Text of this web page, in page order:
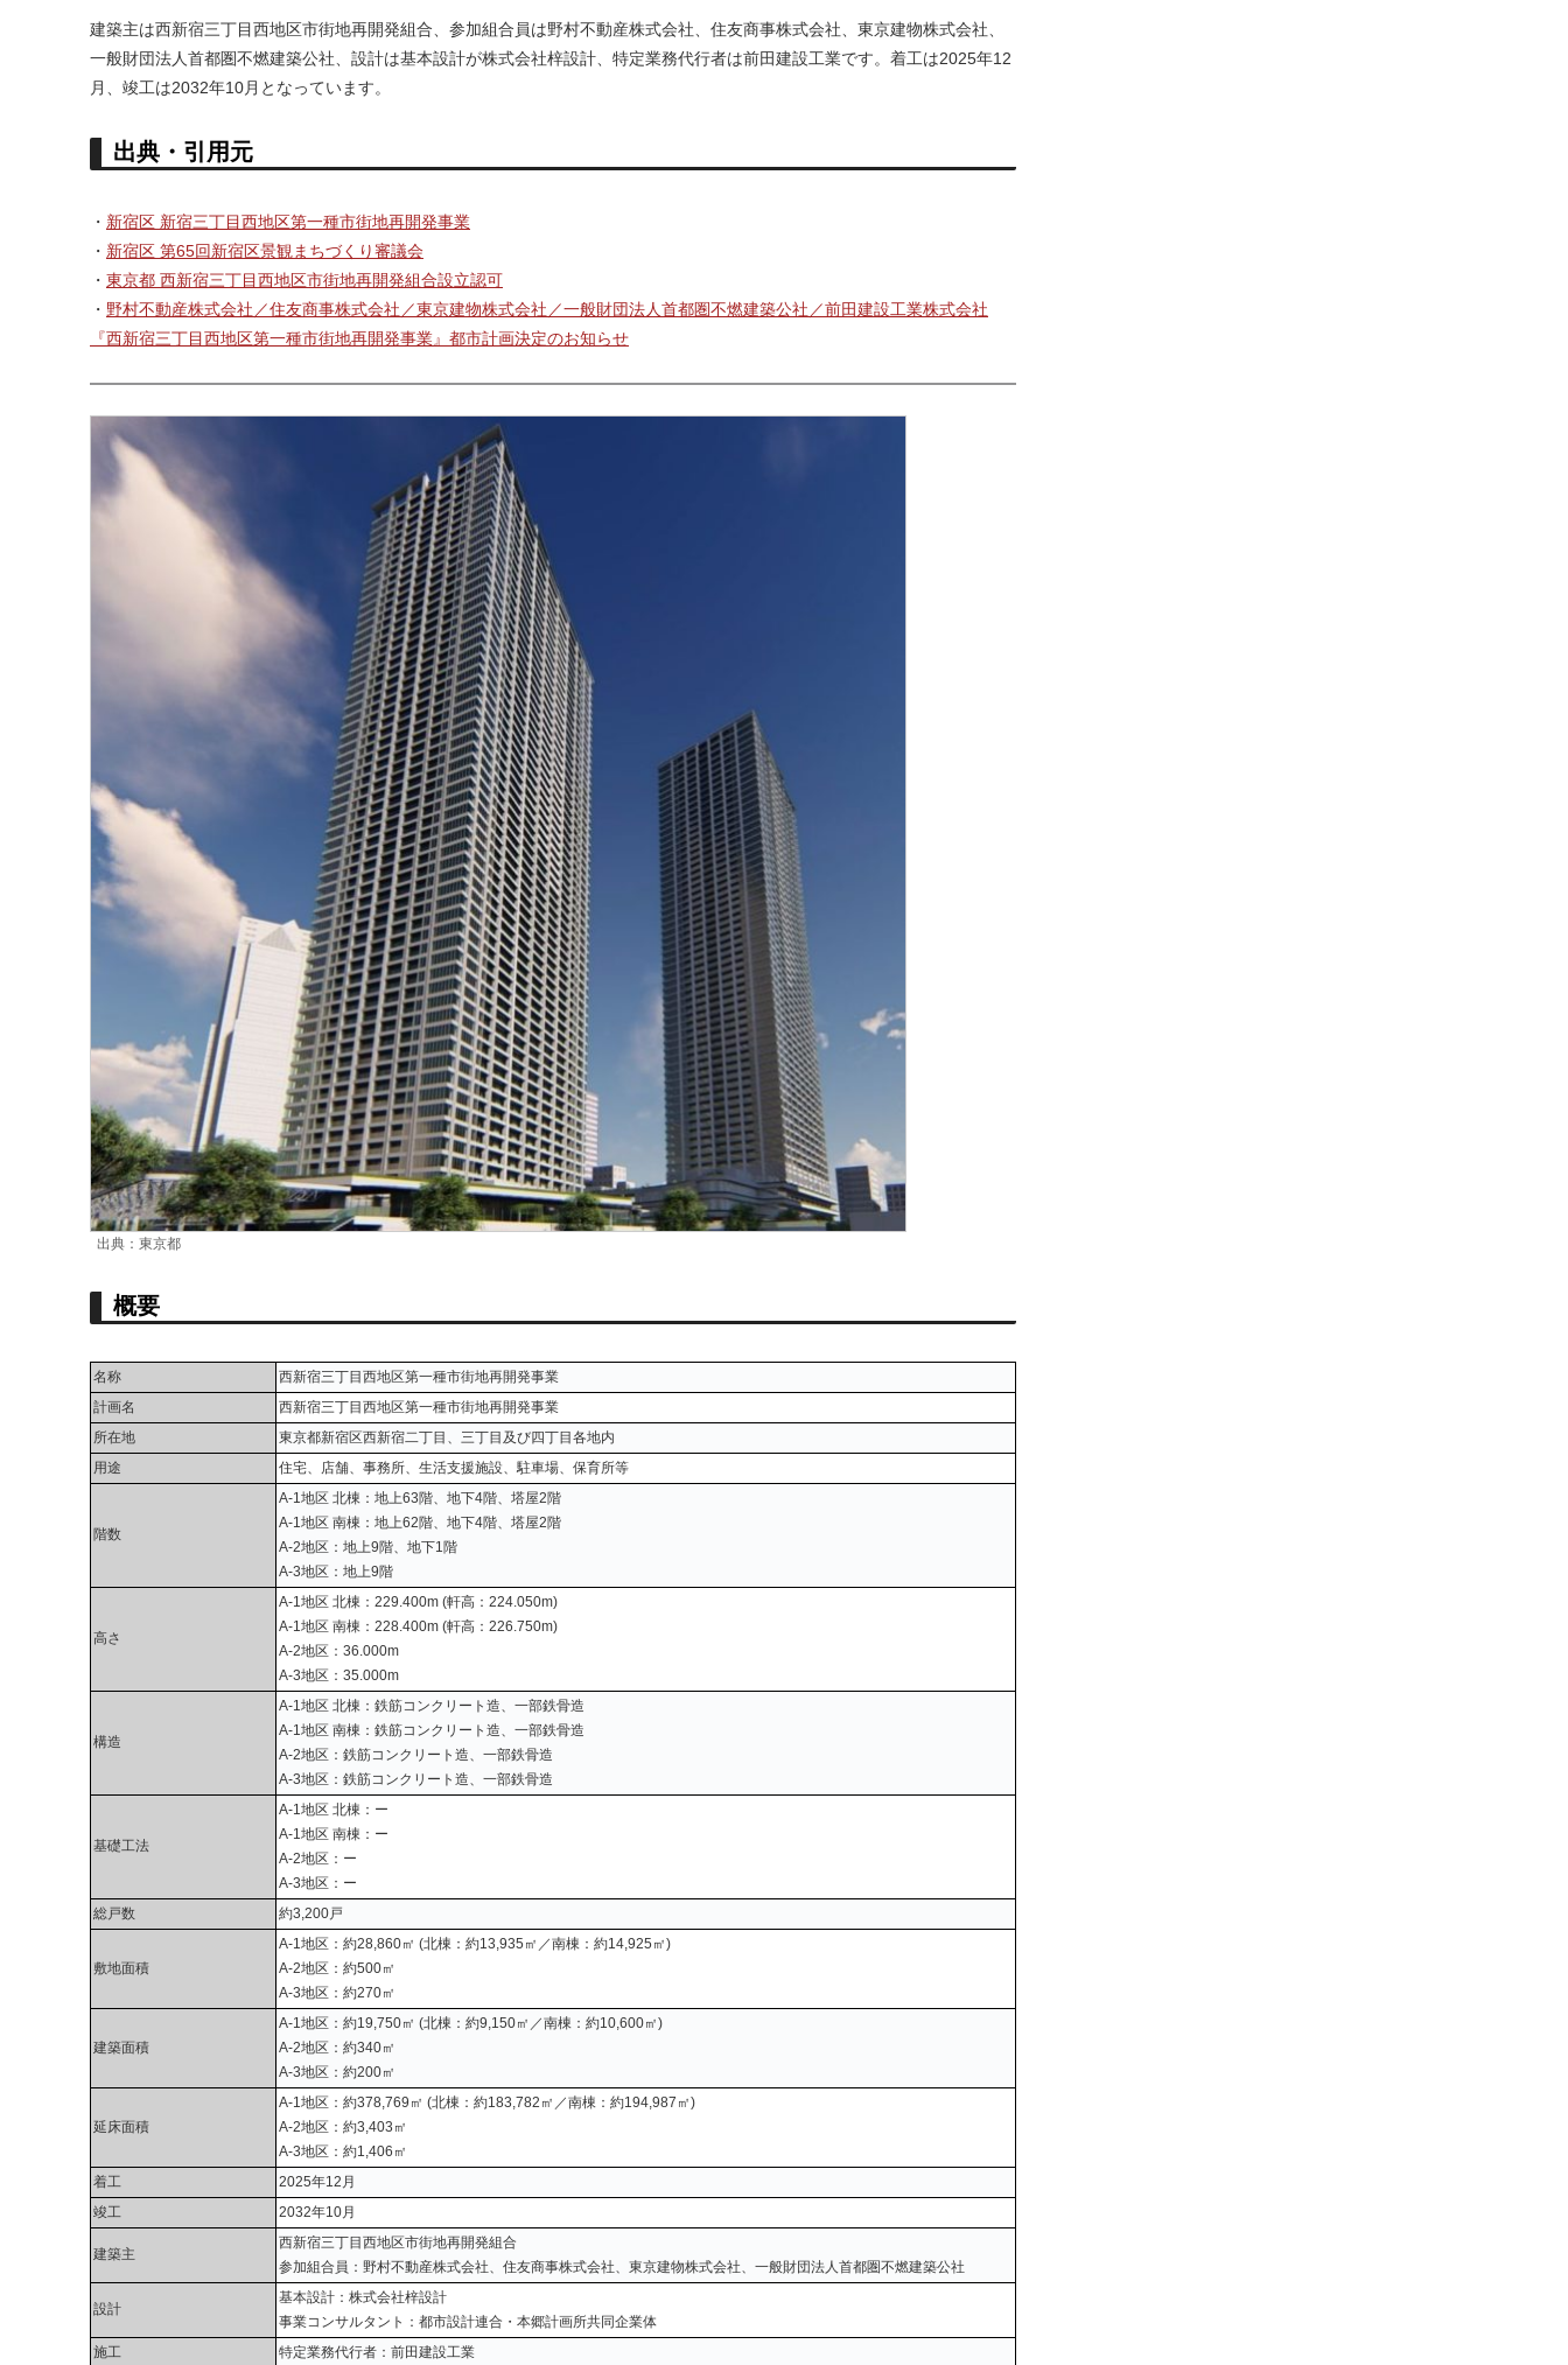
建築主は西新宿三丁目西地区市街地再開発組合、参加組合員は野村不動産株式会社、住友商事株式会社、東京建物株式会社、
一般財団法人首都圏不燃建築公社、設計は基本設計が株式会社梓設計、特定業務代行者は前田建設工業です。着工は2025年12
月、竣工は2032年10月となっています。
出典・引用元
・ 新宿区 新宿三丁目西地区第一種市街地再開発事業
・ 新宿区 第65回新宿区景観まちづくり審議会
・ 東京都 西新宿三丁目西地区市街地再開発組合設立認可
・ 野村不動産株式会社／住友商事株式会社／東京建物株式会社／一般財団法人首都圏不燃建築公社／前田建設工業株式会社
『西新宿三丁目西地区第一種市街地再開発事業』都市計画決定のお知らせ
出典：東京都
概要
名称
西新宿三丁目西地区第一種市街地再開発事業
計画名
西新宿三丁目西地区第一種市街地再開発事業
所在地
東京都新宿区西新宿二丁目、三丁目及び四丁目各地内
用途
住宅、店舗、事務所、生活支援施設、駐車場、保育所等
階数
A-1地区 北棟：地上63階、地下4階、塔屋2階
A-1地区 南棟：地上62階、地下4階、塔屋2階
A-2地区：地上9階、地下1階
A-3地区：地上9階
高さ
A-1地区 北棟：229.400m (軒高：224.050m)
A-1地区 南棟：228.400m (軒高：226.750m)
A-2地区：36.000m
A-3地区：35.000m
構造
A-1地区 北棟：鉄筋コンクリート造、一部鉄骨造
A-1地区 南棟：鉄筋コンクリート造、一部鉄骨造
A-2地区：鉄筋コンクリート造、一部鉄骨造
A-3地区：鉄筋コンクリート造、一部鉄骨造
基礎工法
A-1地区 北棟：ー
A-1地区 南棟：ー
A-2地区：ー
A-3地区：ー
総戸数
約3,200戸
敷地面積
A-1地区：約28,860㎡ (北棟：約13,935㎡／南棟：約14,925㎡)
A-2地区：約500㎡
A-3地区：約270㎡
建築面積
A-1地区：約19,750㎡ (北棟：約9,150㎡／南棟：約10,600㎡)
A-2地区：約340㎡
A-3地区：約200㎡
延床面積
A-1地区：約378,769㎡ (北棟：約183,782㎡／南棟：約194,987㎡)
A-2地区：約3,403㎡
A-3地区：約1,406㎡
着工
2025年12月
竣工
2032年10月
建築主
西新宿三丁目西地区市街地再開発組合
参加組合員：野村不動産株式会社、住友商事株式会社、東京建物株式会社、一般財団法人首都圏不燃建築公社
設計
基本設計：株式会社梓設計
事業コンサルタント：都市設計連合・本郷計画所共同企業体
施工
特定業務代行者：前田建設工業